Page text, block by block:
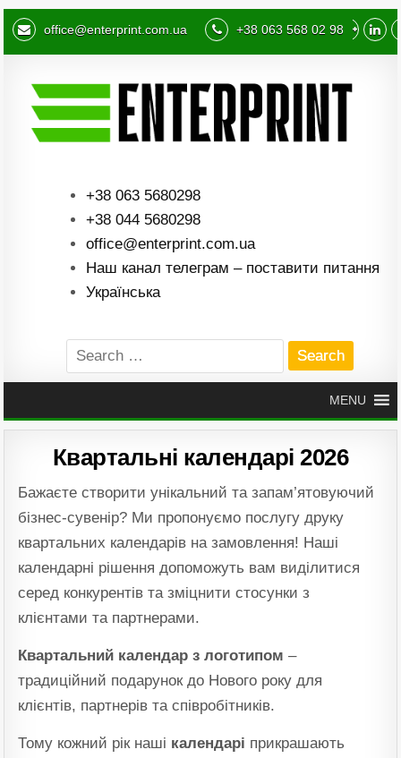
office@enterprint.com.ua +38 063 568 02 98
+38 063 5680298
+38 044 5680298
office@enterprint.com.ua
Наш канал телеграм – поставити питання
Українська
Search
for:
MENU
Квартальні календарі 2026
Бажаєте створити унікальний та запам’ятовуючий
бізнес-сувенір? Ми пропонуємо послугу друку
квартальних календарів на замовлення! Наші
календарні рішення допоможуть вам виділитися
серед конкурентів та зміцнити стосунки з
клієнтами та партнерами.
Квартальний календар з логотипом –
традиційний подарунок до Нового року для
клієнтів, партнерів та співробітників.
Тому кожний рік наші календарі прикрашають